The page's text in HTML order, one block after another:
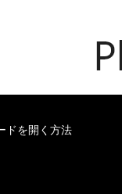
ドを開く方法